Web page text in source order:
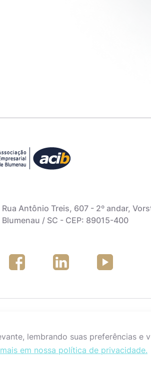
Rua Antônio Treis, 607 - 2º andar,
Blumenau / SC - CEP: 89015-400
lembrando suas preferências e
em nossa política de privacidade.